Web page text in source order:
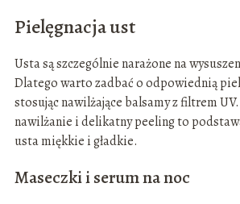
Pielęgnacja ust
Usta są szczególnie narażone na
Dlatego warto zadbać o odpowiednią
stosując nawilżające balsamy z filtrem
nawilżanie i delikatny peeling to
usta miękkie i gładkie.
Maseczki i serum na noc